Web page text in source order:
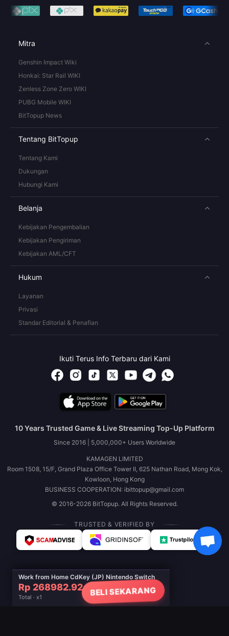
Work from Home CdKey (JP) Nintendo Switch
Rp 268982.92
Total · x1 BELI SEKARANG
Mitra
Genshin Impact Wiki
Honkai: Star Rail WIKI
Zenless Zone Zero WIKI
PUBG Mobile WIKI
BitTopup News
Tentang BitTopup
Tentang Kami
Dukungan
Hubungi Kami
Belanja
Kebijakan Pengembalian
Kebijakan Pengiriman
Kebijakan AML/CFT
Hukum
Layanan
Privasi
Standar Editorial & Penafian
Ikuti Terus Info Terbaru dari Kami
10 Years Trusted Game & Live Streaming Top-Up Platform
Since 2016 | 5,000,000+ Users Worldwide
KAMAGEN LIMITED
Room 1508, 15/F, Grand Plaza Office Tower II, 625 Nathan Road, Mong Kok,
Kowloon, Hong Kong
BUSINESS COOPERATION: ibittopup@gmail.com
© 2016-2026 BitTopup. All Rights Reserved.
TRUSTED & VERIFIED BY